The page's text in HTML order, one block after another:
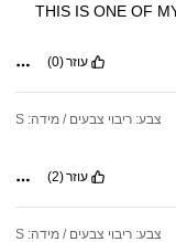
THIS ISONEOF
עוזר(0)
צבע: ריבוי צבעים / מידה: S
עוזר(2)
צבע: ריבוי צבעים / מידה: S